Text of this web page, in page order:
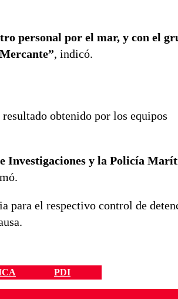
personal por el mar, y con el
, indicó.
resultado obtenido por los equipos
Investigaciones y la Policía
para el respectivo control de
PDI